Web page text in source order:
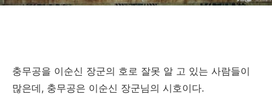
충무공을 이순신 장군의 호로 잘못 알 고 있는 사람들이
많은데, 충무공은 이순신 장군님의 시호이다.